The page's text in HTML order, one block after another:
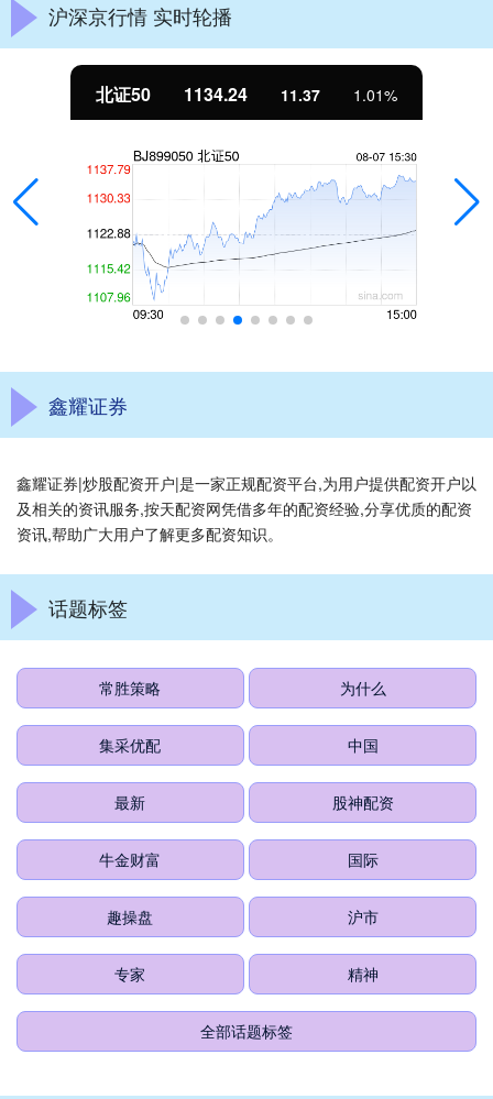
沪深京行情 实时轮播
北证50 1134.24 11.37 1.01%
鑫耀证券
鑫耀证券|炒股配资开户|是一家正规配资平台,为用户提供配资开户以
及相关的资讯服务,按天配资网凭借多年的配资经验,分享优质的配资
资讯,帮助广大用户了解更多配资知识。
话题标签
常胜策略 为什么
集采优配 中国
最新 股神配资
牛金财富 国际
趣操盘 沪市
专家 精神
全部话题标签